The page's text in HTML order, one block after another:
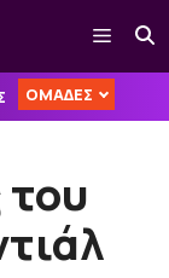
Μενού
ΟΜΑΔΕΣ
του